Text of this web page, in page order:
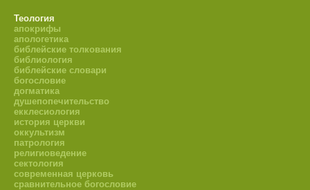
Теология
апокрифы
апологетика
библейские толкования
библиология
библейские словари
богословие
догматика
душепопечительство
екклесиология
история церкви
оккультизм
патрология
религиоведение
сектология
современная церковь
сравнительное богословие